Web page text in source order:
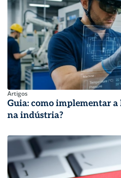
Artigos
Guia: como implementar
na indústria?